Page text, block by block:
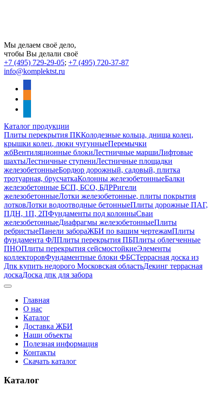
Мы делаем своё дело,
чтобы Вы делали своё
+7 (495) 729-29-05; +7 (495) 720-37-87
info@komplektst.ru
Каталог продукции
Плиты перекрытия ПККолодезные кольца, днища колец,
крышки колец, люки чугунныеПеремычки
жбВентиляционные блокиЛестничные маршиЛифтовые
шахтыЛестничные ступениЛестничные площадки
железобетонныеБордюр дорожный, садовый, плитка
тротуарная, брусчаткаКолонны железобетонныеБалки
железобетонные БСП, БСО, БДРРигели
железобетонныеЛотки железобетонные, плиты покрытия
лотковЛотки водоотводные бетонныеПлиты дорожные ПАГ,
ПДН, 1П, 2ПФундаменты под колонныСваи
железобетонныеДиафрагмы железобетонныеПлиты
ребристыеПанели забораЖБИ по вашим чертежамПлиты
фундамента ФЛПлиты перекрытия ПБПлиты облегченные
ПНОПлиты перекрытия сейсмостойкиеЭлементы
коллекторовФундаментные блоки ФБСТеррасная доска из
Дпк купить недорого Московская областьДекинг террасная
доскаДоска дпк для забора
Главная
О нас
Каталог
Доставка ЖБИ
Наши объекты
Полезная информация
Контакты
Скачать каталог
Каталог